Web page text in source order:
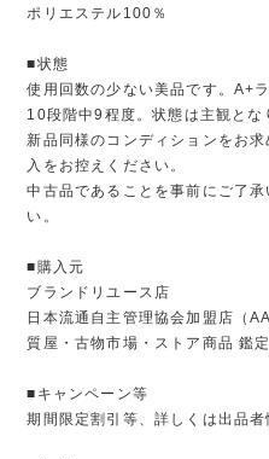
ポリエステル100％
■状態
使用回数の少ない美品です。A+
10段階中9程度。状態は主観とな
新品同様のコンディションをお
入をお控えください。
中古品であることを事前にご了
い。
■購入元
ブランドリユース店
日本流通自主管理協会加盟店（
質屋・古物市場・ストア商品 鑑
■キャンペーン等
期間限定割引等、詳しくは出品